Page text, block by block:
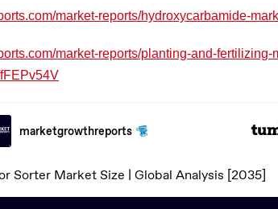
market-reports/hydroxycarbamide-
market-reports/planting-and-fertilizing-